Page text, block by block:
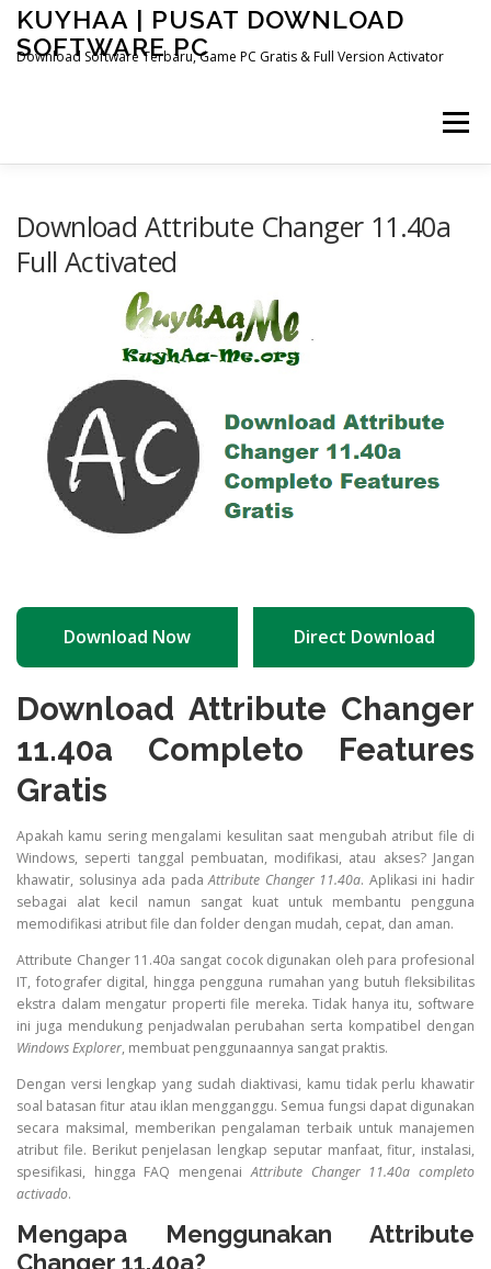
Skip
content
KUYHAA | PUSAT DOWNLOAD
SOFTWARE PC
Download Software Terbaru, Game PC Gratis & Full Version Activator
Menu
OTHER PAGES
Download Attribute Changer 11.40a
Full Activated
Download Now Direct Download
Download Attribute Changer
11.40a Completo Features
Gratis
Apakah kamu sering mengalami kesulitan saat mengubah atribut file di
Windows, seperti tanggal pembuatan, modifikasi, atau akses? Jangan
khawatir, solusinya ada padaAttribute Changer 11.40a. Aplikasi ini hadir
sebagai alat kecil namun sangat kuat untuk membantu pengguna
memodifikasi atribut file dan folder dengan mudah, cepat, dan aman.
Attribute Changer 11.40a sangat cocok digunakan oleh para profesional
IT, fotografer digital, hingga pengguna rumahan yang butuh fleksibilitas
ekstra dalam mengatur properti file mereka. Tidak hanya itu, software
ini juga mendukung penjadwalan perubahan serta kompatibel dengan
Windows Explorer, membuat penggunaannya sangat praktis.
Dengan versi lengkap yang sudah diaktivasi, kamu tidak perlu khawatir
soal batasan fitur atau iklan mengganggu. Semua fungsi dapat digunakan
secara maksimal, memberikan pengalaman terbaik untuk manajemen
atribut file. Berikut penjelasan lengkap seputar manfaat, fitur, instalasi,
spesifikasi, hingga FAQ mengenaiAttribute Changer 11.40a completo
activado.
Mengapa Menggunakan Attribute
Changer 11.40a?